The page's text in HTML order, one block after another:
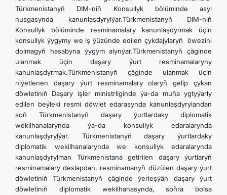
Türkmenistanyň DIM-niň Konsullyk bölüminde asyl
nusgasynda kanunlaşdyrylýar.Türkmenistanyň DIM-niň
Konsullyk bölüminde resminamalary kanunlaşdyrmak üçin
konsullyk ýygymy we iş ýüzünde edilen çykdajylaryň öwezini
dolmagyň hasabyna ýygym alynýar.Türkmenistanyň çäginde
ulanmak üçin daşary ýurt resminamalaryny
kanunlaşdyrmak.Türkmenistanyň çäginde ulanmak üçin
niýetlenen daşary ýurt resminamalary olaryň gelip çykan
döwletiniň Daşary işler ministrliginde ýa-da muňa ygtyýarly
edilen beýleki resmi döwlet edarasynda kanunlaşdyrylandan
soň Türkmenistanyň daşary ýurtlardaky diplomatik
wekilhanalarynda ýa-da konsullyk edaralarynda
kanunlaşdyrylýar. Türkmenistanyň daşary ýurtlardaky
diplomatik wekilhanalarynda we konsullyk edaralarynda
kanunlaşdyrylman Türkmenistana getirilen daşary ýurtlaryň
resminamalary deslapdan, resminamanyň düzülen daşary ýurt
döwletiniň Türkmenistanyň çäginde ýerleşýän daşary ýurt
döwletiniň diplomatik wekilhanasynda, soňra bolsa